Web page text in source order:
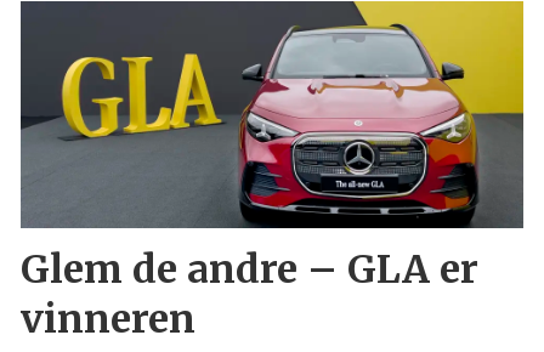
Glem de andre – GLA er
vinneren